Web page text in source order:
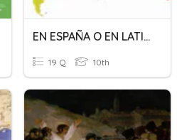
EN ESPAÑA O EN LATINOAMÉRICA
19 Q 10th